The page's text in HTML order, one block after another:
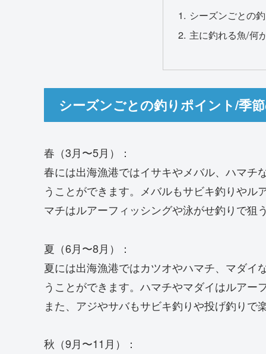
シーズンごとの
主に釣れる魚/何
シーズンごとの釣りポイント/季
春（3月〜5月）：
春には出海漁港ではイサキやメバル、ハマチ
うことができます。メバルもサビキ釣りや
マチはルアーフィッシングや泳がせ釣りで狙
夏（6月〜8月）：
夏には出海漁港ではカツオやハマチ、マダイ
うことができます。ハマチやマダイはルア
また、アジやサバもサビキ釣りや投げ釣りで
秋（9月〜11月）：